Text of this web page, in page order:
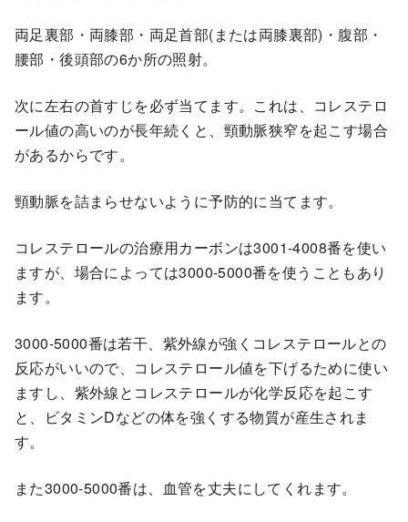
両足裏部・両膝部・両足首部(または両膝裏部)・腹部・
腰部・後頭部の6か所の照射。
次に左右の首すじを必ず当てます。これは、コレステロ
ール値の高いのが長年続くと、頸動脈狭窄を起こす場合
があるからです。
頸動脈を詰まらせないように予防的に当てます。
コレステロールの治療用カーボンは3001-4008番を使い
ますが、場合によっては3000-5000番を使うこともあり
ます。
3000-5000番は若干、紫外線が強くコレステロールとの
反応がいいので、コレステロール値を下げるために使い
ますし、紫外線とコレステロールが化学反応を起こす
と、ビタミンDなどの体を強くする物質が産生されま
す。
また3000-5000番は、血管を丈夫にしてくれます。